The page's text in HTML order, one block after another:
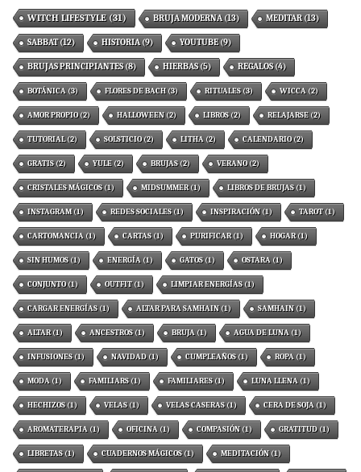
WITCH LIFESTYLE(31) BRUJA MODERNA(13) MEDITAR(13)
SABBAT(12) HISTORIA(9) YOUTUBE(9)
BRUJAS PRINCIPIANTES(8) HIERBAS(5) REGALOS(4)
BOTÁNICA (3) FLORES DE BACH(3) RITUALES(3) WICCA (2)
AMOR PROPIO(2) HALLOWEEN(2) LIBROS(2) RELAJARSE(2)
TUTORIAL(2) SOLSTICIO(2) LITHA (2) CALENDARIO(2)
GRATIS(2) YULE(2) BRUJAS(2) VERANO(2)
CRISTALES MÁGICOS(1) MIDSUMMER(1) LIBROS DE BRUJAS(1)
INSTAGRAM(1) REDES SOCIALES(1) INSPIRACIÓN(1) TAROT(1)
CARTOMANCIA (1) CARTAS(1) PURIFICAR(1) HOGAR(1)
SIN HUMOS(1) ENERGÍA (1) GATOS(1) OSTARA (1)
CONJUNTO(1) OUTFIT(1) LIMPIAR ENERGÍAS(1)
CARGAR ENERGÍAS(1) ALTAR PARA SAMHAIN(1) SAMHAIN(1)
ALTAR(1) ANCESTROS(1) BRUJA (1) AGUA DE LUNA (1)
INFUSIONES(1) NAVIDAD(1) CUMPLEAÑOS(1) ROPA (1)
MODA (1) FAMILIARS(1) FAMILIARES(1) LUNA LLENA (1)
HECHIZOS(1) VELAS(1) VELAS CASERAS(1) CERA DE SOJA (1)
AROMATERAPIA (1) OFICINA (1) COMPASIÓN(1) GRATITUD(1)
LIBRETAS(1) CUADERNOS MÁGICOS(1) MEDITACIÓN(1)